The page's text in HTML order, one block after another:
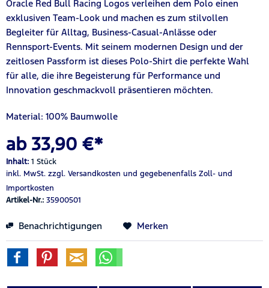
Oracle Red Bull Racing Logos verleihen dem Polo einen
exklusiven Team-Look und machen es zum stilvollen
Begleiter für Alltag, Business-Casual-Anlässe oder
Rennsport-Events. Mit seinem modernen Design und der
zeitlosen Passform ist dieses Polo-Shirt die perfekte Wahl
für alle, die ihre Begeisterung für Performance und
Innovation geschmackvoll präsentieren möchten.
Material: 100% Baumwolle
ab 33,90 €*
Inhalt: 1 Stück
inkl. MwSt. zzgl. Versandkosten und gegebenenfalls Zoll- und
Importkosten
Artikel-Nr.: 35900501
Benachrichtigungen Merken